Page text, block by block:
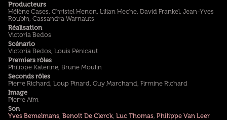
Producteurs
Hélène Cases, Christel Henon, Lilian Heche, David Frankel, Jean-Yves
Roubin, Cassandra Warnauts
Réalisation
Victoria Bedos
Scénario
Victoria Bedos, Louis Pénicaut
Premiers rôles
Philippe Katerine, Brune Moulin
Seconds rôles
Pierre Richard, Loup Pinard, Guy Marchand, Firmine Richard
Image
Pierre Aïm
Son
Yves Bemelmans, Benoît De Clerck, Luc Thomas, Philippe Van Leer